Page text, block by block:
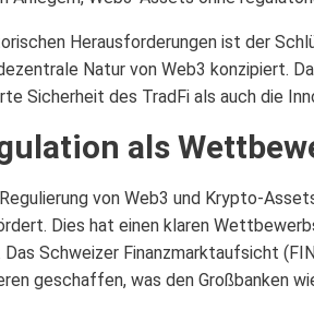
Herausforderungen ist der
Natur von Web3 konzipiert.
Sicherheit des TradFi als auch die
als
von Web3 und Krypto-
Dies hat einen klaren
Schweizer Finanzmarktaufsicht
geschaffen, was den Großbanken